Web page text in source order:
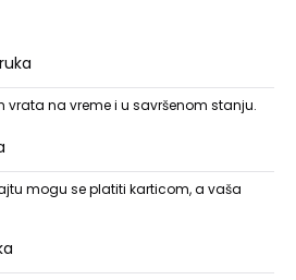
vrata na vreme i u savršenom stanju.
mogu se platiti karticom, a vaša